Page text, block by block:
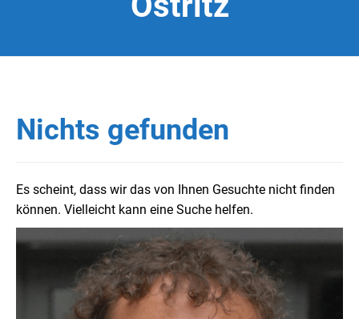
Nichts gefunden
Es scheint, dass wir das von Ihnen Gesuchte nicht finden
können. Vielleicht kann eine Suche helfen.